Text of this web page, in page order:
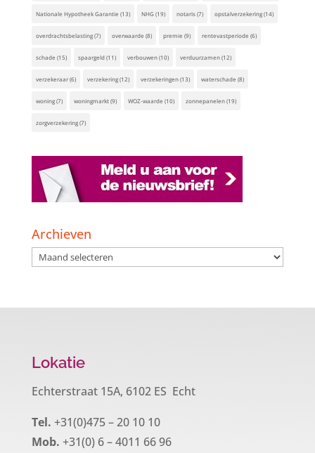
Nationale Hypotheek Garantie (13) NHG(19) notaris(7) opstalverzekering(14)
overdrachtsbelasting(7) overwaarde (8) premie (9) rentevastperiode (6)
schade (15) spaargeld(11) verbouwen(10) verduurzamen(12)
verzekeraar(6) verzekering(12) verzekeringen(13) waterschade (8)
woning(7) woningmarkt(9) WOZ-waarde (10) zonnepanelen(19)
zorgverzekering(7)
Archieven
Archieven
Lokatie
Echterstraat 15A, 6102 ES Echt
Tel. +31(0)475 – 20 10 10
Mob. +31(0) 6 – 4011 66 96